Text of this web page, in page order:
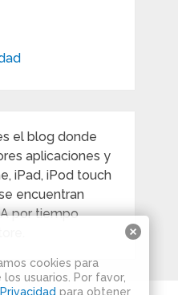
el blog donde
aplicaciones y
iPad, iPod touch
encuentran
por tiempo
cookies para
usuarios. Por favor,
para obtener